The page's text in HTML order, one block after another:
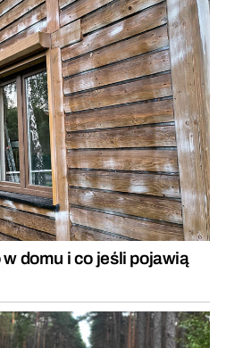
domu i co jeśli pojawią